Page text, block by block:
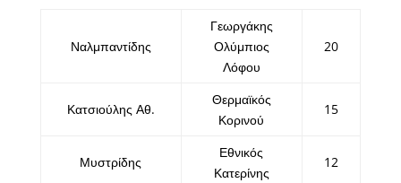
Ναλμπαντίδης
Γεωργάκης
Ολύμπιος
Λόφου
20
Κατσιούλης Αθ.
Θερμαϊκός
Κορινού
15
Μυστρίδης
Εθνικός
Κατερίνης
12